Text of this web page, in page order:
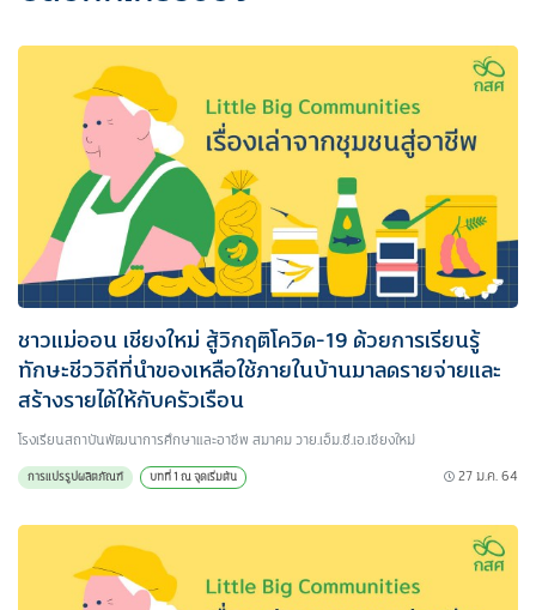
ชาวแม่ออน เชียงใหม่ สู้วิกฤติโควิด-19 ด้วยการเรียนรู้
ทักษะชีววิถีที่นำของเหลือใช้ภายในบ้านมาลดรายจ่ายและ
สร้างรายได้ให้กับครัวเรือน
โรงเรียนสถาบันพัฒนาการศึกษาและอาชีพ สมาคม วาย.เอ็ม.ซี.เอ.เชียงใหม่
การแปรรูปผลิตภัณฑ์ บทที่ 1 ณ จุดเริ่มต้น 27 ม.ค. 64